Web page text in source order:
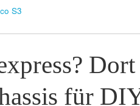
S3
Dort
für